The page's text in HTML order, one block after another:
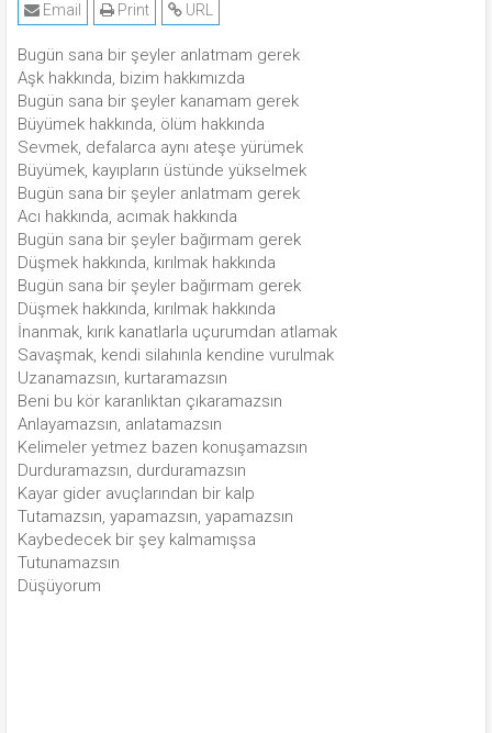
URL
Print
Email
Bugün sana bir şeyler anlatmam gerek
Aşk hakkında, bizim hakkımızda
Bugün sana bir şeyler kanamam gerek
Büyümek hakkında, ölüm hakkında
Sevmek, defalarca aynı ateşe yürümek
Büyümek, kayıpların üstünde yükselmek
Bugün sana bir şeyler anlatmam gerek
Acı hakkında, acımak hakkında
Bugün sana bir şeyler bağırmam gerek
Düşmek hakkında, kırılmak hakkında
Bugün sana bir şeyler bağırmam gerek
Düşmek hakkında, kırılmak hakkında
İnanmak, kırık kanatlarla uçurumdan atlamak
Savaşmak, kendi silahınla kendine vurulmak
Uzanamazsın, kurtaramazsın
Beni bu kör karanlıktan çıkaramazsın
Anlayamazsın, anlatamazsın
Kelimeler yetmez bazen konuşamazsın
Durduramazsın, durduramazsın
Kayar gider avuçlarından bir kalp
Tutamazsın, yapamazsın, yapamazsın
Kaybedecek bir şey kalmamışsa
Tutunamazsın
Düşüyorum